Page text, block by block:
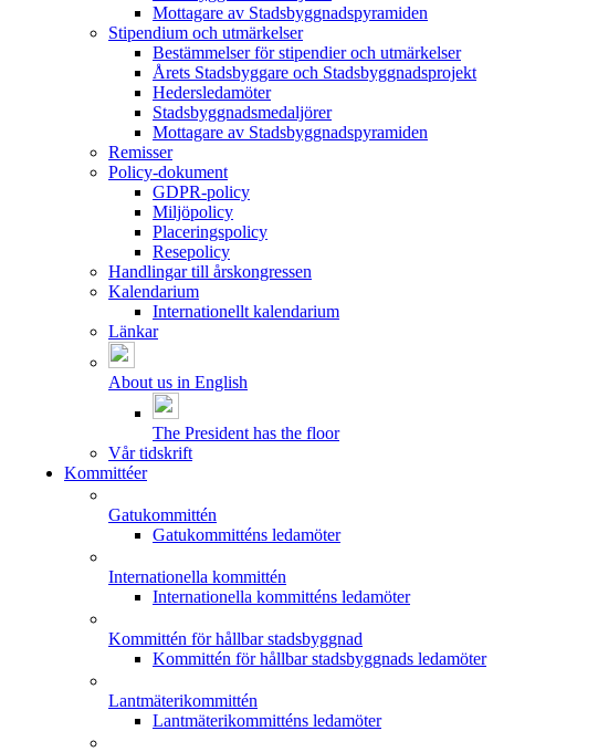
Mottagare av Stadsbyggnadspyramiden
Stipendium och utmärkelser
Bestämmelser för stipendier och utmärkelser
Årets Stadsbyggare och Stadsbyggnadsprojekt
Hedersledamöter
Stadsbyggnadsmedaljörer
Mottagare av Stadsbyggnadspyramiden
Remisser
Policy-dokument
GDPR-policy
Miljöpolicy
Placeringspolicy
Resepolicy
Handlingar till årskongressen
Kalendarium
Internationellt kalendarium
Länkar
About us in English
The President has the floor
Vår tidskrift
Kommittéer
Gatukommittén
Gatukommitténs ledamöter
Internationella kommittén
Internationella kommitténs ledamöter
Kommittén för hållbar stadsbyggnad
Kommittén för hållbar stadsbyggnads ledamöter
Lantmäterikommittén
Lantmäterikommitténs ledamöter